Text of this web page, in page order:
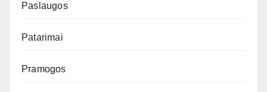
Paslaugos
Patarimai
Pramogos